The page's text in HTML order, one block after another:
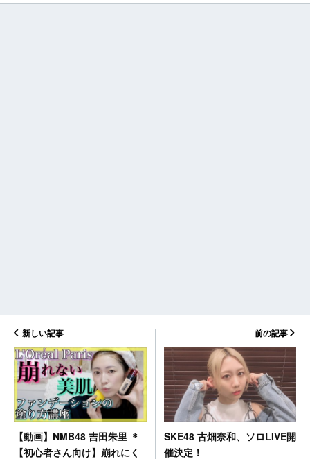
新しい記事
【動画】NMB48 吉田朱里 ＊
【初心者さん向け】崩れにく
前の記事
SKE48 古畑奈和、ソロLIVE開
催決定！